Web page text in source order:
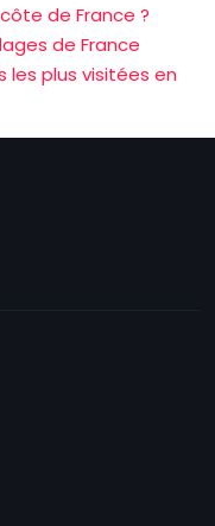
de France ?
de France
les plus visitées en